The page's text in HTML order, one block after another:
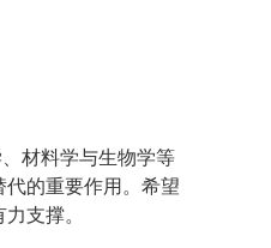
材料学与生物学等
的重要作用。希望
支撑。